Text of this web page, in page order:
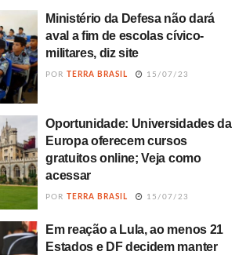
Ministério da Defesa não dará
aval a fim de escolas cívico-
militares, diz site
POR TERRA BRASIL 15/07/23
Oportunidade: Universidades da
Europa oferecem cursos
gratuitos online; Veja como
acessar
POR TERRA BRASIL 15/07/23
Em reação a Lula, ao menos 21
Estados e DF decidem manter